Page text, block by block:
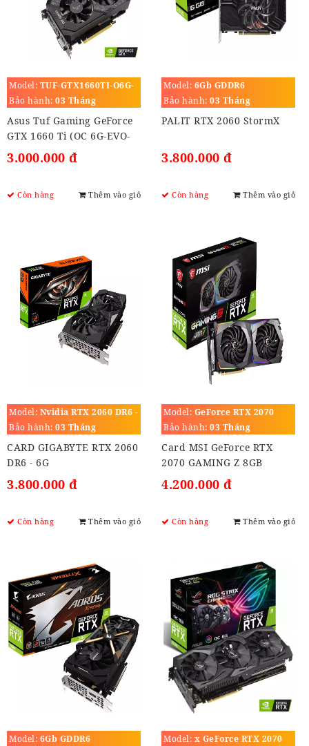
Model: TUF-GTX1660TI-O6G-
EVO-GAMING
Bảo hành: 03 Tháng
Asus Tuf Gaming GeForce
GTX 1660 Ti (OC 6G-EVO-
GAMING)
3.000.000 đ
Còn hàng Thêm vào giỏ
Model: 6Gb GDDR6
Bảo hành: 03 Tháng
PALIT RTX 2060 StormX
3.800.000 đ
Còn hàng Thêm vào giỏ
Model: Nvidia RTX 2060 DR6 -
6G
Bảo hành: 03 Tháng
CARD GIGABYTE RTX 2060
DR6 - 6G
3.800.000 đ
Còn hàng Thêm vào giỏ
Model: GeForce RTX 2070
GAMING Z 8GB
Bảo hành: 03 Tháng
Card MSI GeForce RTX
2070 GAMING Z 8GB
4.200.000 đ
Còn hàng Thêm vào giỏ
Model: 6Gb GDDR6 Model: x GeForce RTX 2070